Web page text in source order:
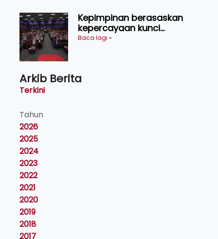
Kepimpinan berasaskan
kepercayaan kunci
kecemerlangan institusi -
Baca lagi »
Arkib Berita
Terkini
Tahun
2026
2025
2024
2023
2022
2021
2020
2019
2018
2017